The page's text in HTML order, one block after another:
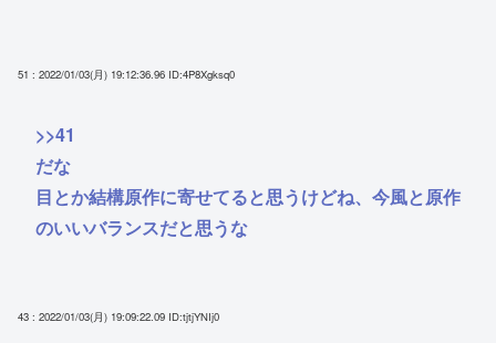
51 : 2022/01/03(月) 19:12:36.96 ID:4P8Xgksq0
>>41
だな
目とか結構原作に寄せてると思うけどね、今風と原作
のいいバランスだと思うな
43 : 2022/01/03(月) 19:09:22.09 ID:tjtjYNIj0